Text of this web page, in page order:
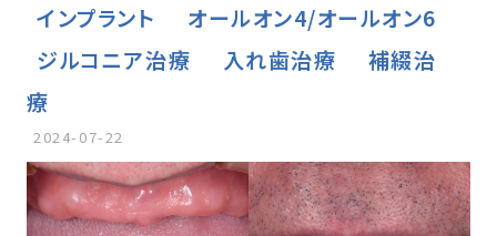
インプラント
オールオン4/オールオン6
ジルコニア治療
入れ歯治療
補綴治
療
2024-07-22